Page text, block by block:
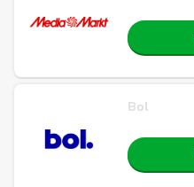
Bol